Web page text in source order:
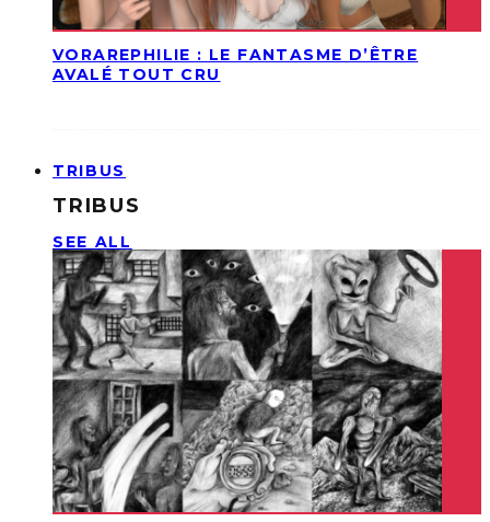
VORAREPHILIE : LE FANTASME D’ÊTRE
AVALÉ TOUT CRU
TRIBUS
TRIBUS
SEE ALL